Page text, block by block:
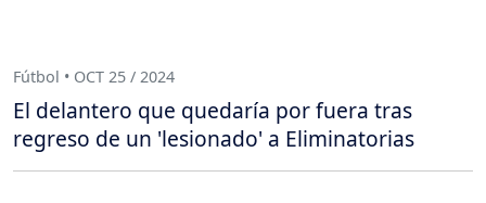
Fútbol • OCT 25 / 2024
El delantero que quedaría por fuera tras
regreso de un 'lesionado' a Eliminatorias